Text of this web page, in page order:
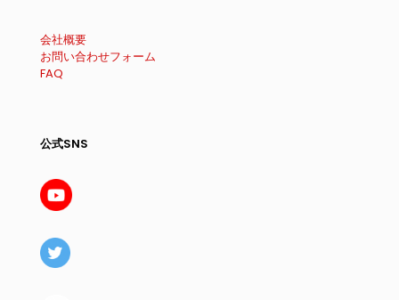
会社概要
お問い合わせフォーム
FAQ
公式SNS